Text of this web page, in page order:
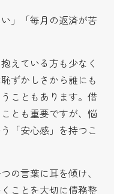
」「毎月の返済が苦
えている方も少なく
ずかしさから誰にも
こともあります。借
とも重要ですが、悩
「安心感」を持つこ
の言葉に耳を傾け、
ことを大切に債務整